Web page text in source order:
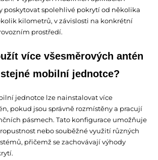
poskytovat spolehlivé pokrytí od několika
kilometrů, v závislosti na konkrétní
prostředí.
více všesměrových antén
mobilní jednotce?
jednotce lze nainstalovat více
pokud jsou správně rozmístěny a pracují
pásmech. Tato konfigurace umožňuje
nebo souběžné využití různých
přičemž se zachovávají výhody